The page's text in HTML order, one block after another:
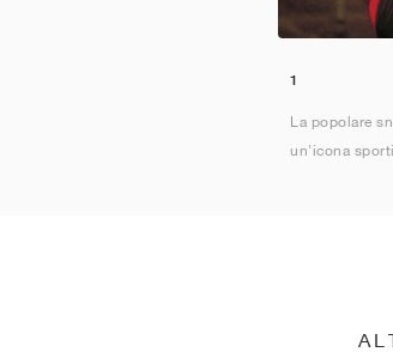
1
La popolare
un'icona